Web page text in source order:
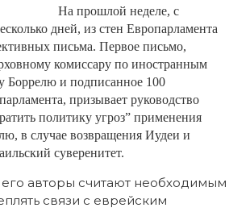
На прошлой неделе, с
дней, из стен Европарламента
письма. Первое письмо,
комиссару по иностранным
Боррелю и подписанное 100
призывает руководство
политику угроз” применения
в случае возвращения Иудеи и
суверенитет.
авторы считают необходимым
связи с еврейским